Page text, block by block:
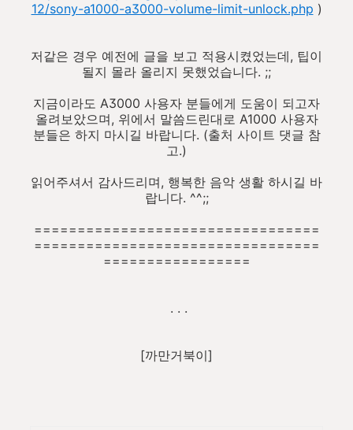
12/sony-a1000-a3000-volume-limit-unlock.php )
저같은 경우 예전에 글을 보고 적용시켰었는데, 팁이
될지 몰라 올리지 못했었습니다. ;;
지금이라도 A3000 사용자 분들에게 도움이 되고자
올려보았으며, 위에서 말씀드린대로 A1000 사용자
분들은 하지 마시길 바랍니다. (출처 사이트 댓글 참
고.)
읽어주셔서 감사드리며, 행복한 음악 생활 하시길 바
랍니다. ^^;;
=================================
=================================
=================
. . .
[까만거북이]